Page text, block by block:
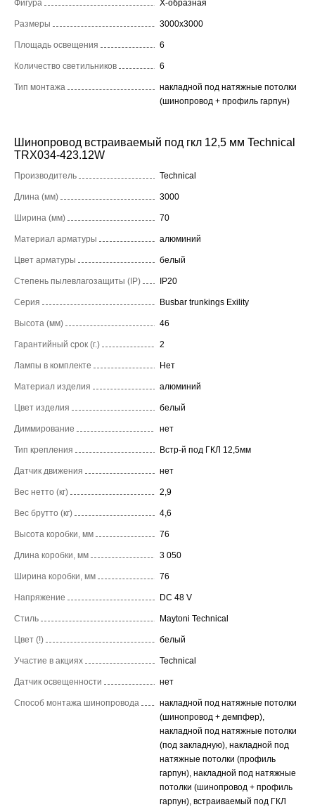
Фигура X-образная
Размеры 3000x3000
Площадь освещения 6
Количество светильников 6
Тип монтажа
накладной под натяжные потолки
(шинопровод + профиль гарпун)
Шинопровод встраиваемый под гкл 12,5 мм Technical
TRX034-423.12W
Производитель Technical
Длина (мм) 3000
Ширина (мм) 70
Материал арматуры алюминий
Цвет арматуры белый
Степень пылевлагозащиты (IP) IP20
Серия Busbar trunkings Exility
Высота (мм) 46
Гарантийный срок (г.) 2
Лампы в комплекте Нет
Материал изделия алюминий
Цвет изделия белый
Диммирование нет
Тип крепления Встр-й под ГКЛ 12,5мм
Датчик движения нет
Вес нетто (кг) 2,9
Вес брутто (кг) 4,6
Высота коробки, мм 76
Длина коробки, мм 3 050
Ширина коробки, мм 76
Напряжение DC 48 V
Стиль Maytoni Technical
Цвет (!) белый
Участие в акциях Technical
Датчик освещенности нет
Способ монтажа шинопровода
накладной под натяжные потолки
(шинопровод + демпфер),
накладной под натяжные потолки
(под закладную), накладной под
натяжные потолки (профиль
гарпун), накладной под натяжные
потолки (шинопровод + профиль
гарпун), встраиваемый под ГКЛ